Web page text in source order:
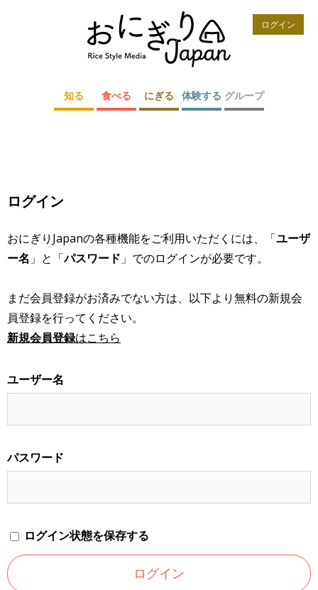
ログイン
知る 食べる にぎる 体験する グループ
ログイン
おにぎりJapanの各種機能をご利用いただくには、「ユーザ
ー名 」と「パスワード 」でのログインが必要です。
まだ会員登録がお済みでない方は、以下より無料の新規会
員登録を行ってください。
新規会員登録はこちら
ユーザー名
パスワード
ログイン状態を保存する